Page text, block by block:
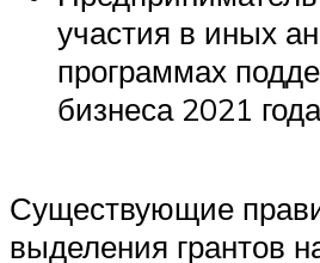
участия в иных
программах
бизнеса 2021
Существующие
выделения грантов